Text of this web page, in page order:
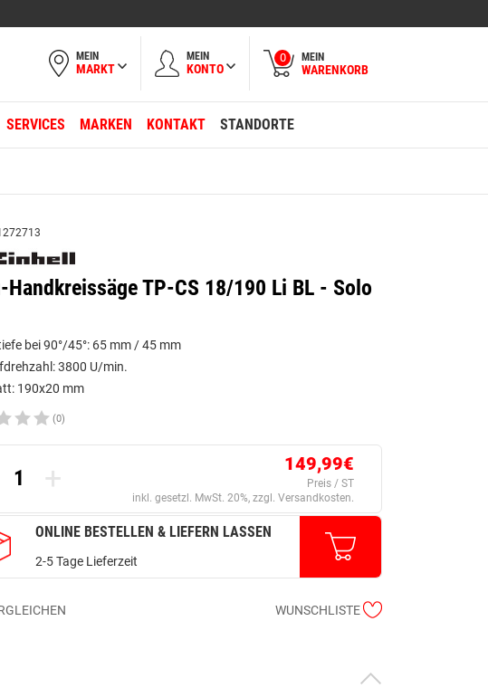
MEIN
MARKT
MEIN
KONTO
0 MEIN
WARENKORB
SERVICES MARKEN KONTAKT STANDORTE
Handkreissäge TP-CS 18/190 Li BL - Solo
bei 90°/45°: 65 mm / 45 mm
3800 U/min.
190x20 mm
(0)
+ 149,99€
Preis / ST
inkl. gesetzl. MwSt. 20%, zzgl. Versandkosten.
ONLINE BESTELLEN & LIEFERN LASSEN
2-5 Tage Lieferzeit
WUNSCHLISTE